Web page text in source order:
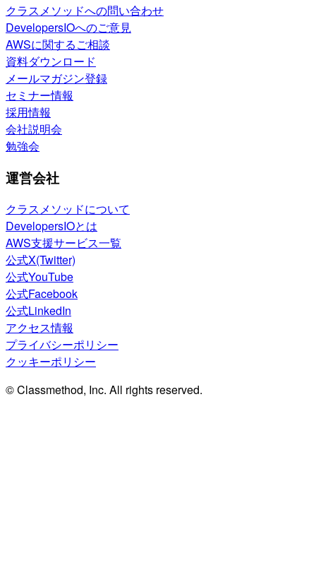
クラスメソッドへの問い合わせ
DevelopersIOへのご意見
AWSに関するご相談
資料ダウンロード
メールマガジン登録
セミナー情報
採用情報
会社説明会
勉強会
運営会社
クラスメソッドについて
DevelopersIOとは
AWS支援サービス一覧
公式X(Twitter)
公式YouTube
公式Facebook
公式LinkedIn
アクセス情報
プライバシーポリシー
クッキーポリシー
© Classmethod, Inc. All rights reserved.